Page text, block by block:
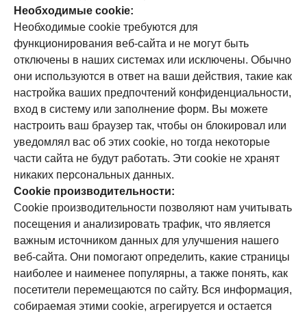
Необходимые cookie:
Необходимые cookie требуются для
функционирования веб-сайта и не могут быть
отключены в наших системах или исключены. Обычно
они используются в ответ на ваши действия, такие как
настройка ваших предпочтений конфиденциальности,
вход в систему или заполнение форм. Вы можете
настроить ваш браузер так, чтобы он блокировал или
уведомлял вас об этих cookie, но тогда некоторые
части сайта не будут работать. Эти cookie не хранят
никаких персональных данных.
Cookie производительности:
Cookie производительности позволяют нам учитывать
посещения и анализировать трафик, что является
важным источником данных для улучшения нашего
веб-сайта. Они помогают определить, какие страницы
наиболее и наименее популярны, а также понять, как
посетители перемещаются по сайту. Вся информация,
собираемая этими cookie, агрегируется и остается